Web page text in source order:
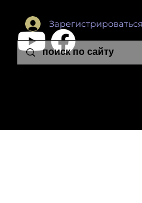
Зарегистрироваться